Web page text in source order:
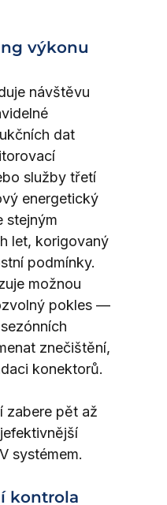
výkonu
návštěvu
dat
služby třetí
energetický
stejným
let, korigovaný
podmínky.
možnou
pokles —
znečištění,
konektorů.
zabere pět až
systémem.
kontrola